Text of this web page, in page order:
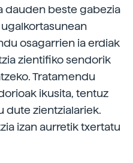
dauden beste gabezia
osagarrien ia erdiak
zientifiko sendorik
Tratamendu
ikusita, tentuz
dute zientzialariek.
izan aurretik txertatu